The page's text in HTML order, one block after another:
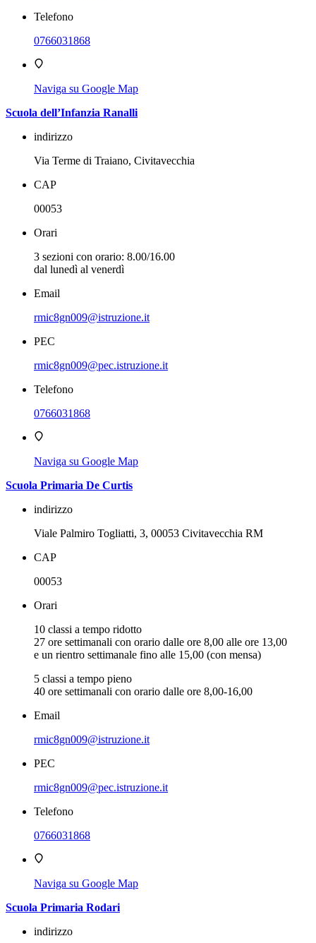
Telefono
0766031868
Naviga su Google Map
Scuola dell’Infanzia Ranalli
indirizzo
Via Terme di Traiano, Civitavecchia
CAP
00053
Orari
3 sezioni con orario: 8.00/16.00
dal lunedì al venerdì
Email
rmic8gn009@istruzione.it
PEC
rmic8gn009@pec.istruzione.it
Telefono
0766031868
Naviga su Google Map
Scuola Primaria De Curtis
indirizzo
Viale Palmiro Togliatti, 3, 00053 Civitavecchia RM
CAP
00053
Orari
10 classi a tempo ridotto
27 ore settimanali con orario dalle ore 8,00 alle ore 13,00
e un rientro settimanale fino alle 15,00 (con mensa)
5 classi a tempo pieno
40 ore settimanali con orario dalle ore 8,00-16,00
Email
rmic8gn009@istruzione.it
PEC
rmic8gn009@pec.istruzione.it
Telefono
0766031868
Naviga su Google Map
Scuola Primaria Rodari
indirizzo